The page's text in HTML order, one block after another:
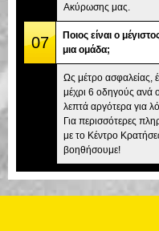
Ακύρωσης μας.
07
Ποιος είναι ο
μια ομάδα;
Ως μέτρο ασφαλείας,
μέχρι 6 οδηγούς ανά
λεπτά αργότερα για
Για περισσότερες
με το Κέντρο
βοηθήσουμε!